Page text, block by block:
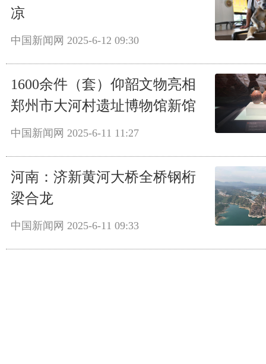
凉
中国新闻网 2025-6-12 09:30
1600余件（套）仰韶文物亮相
郑州市大河村遗址博物馆新馆
中国新闻网 2025-6-11 11:27
河南：济新黄河大桥全桥钢桁
梁合龙
中国新闻网 2025-6-11 09:33